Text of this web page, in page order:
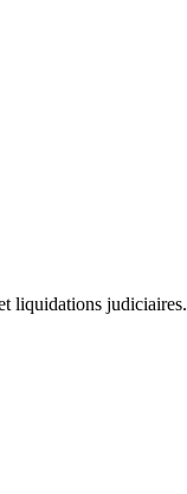
liquidations judiciaires.